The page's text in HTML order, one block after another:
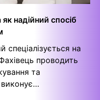
надійний спосіб
спеціалізується на
проводить
та